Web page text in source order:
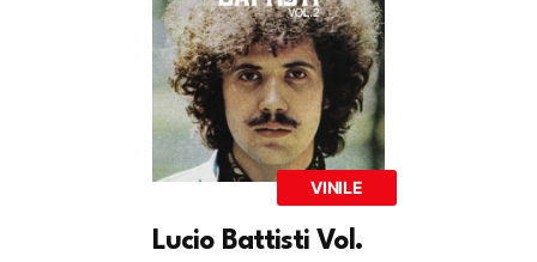
VINILE
Lucio Battisti Vol.